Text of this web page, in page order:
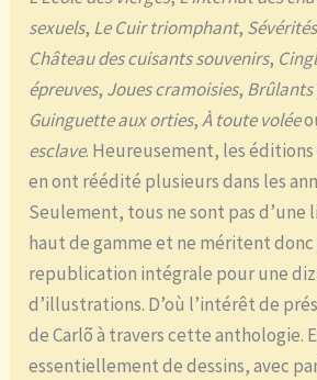
sexuels, Le Cuir triomphant,
Château des cuisants souvenirs,
épreuves, Joues cramoisies,
Guinguette aux orties,À toute volée
esclave. Heureusement, les
en ont réédité plusieurs dans les
Seulement, tous ne sont pas
haut de gamme et ne méritent donc
republication intégrale pour une
d’illustrations. D’où l’intérêt de
de Carlõ à travers cette anthologie.
essentiellement de dessins, avec